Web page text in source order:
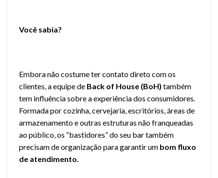
Você sabia?
Embora não costume ter contato direto com os
clientes, a equipe de Back of House (BoH) também
tem influência sobre a experiência dos consumidores.
Formada por cozinha, cervejaria, escritórios, áreas de
armazenamento e outras estruturas não franqueadas
ao público, os “bastidores” do seu bar também
precisam de organização para garantir um bom fluxo
de atendimento.